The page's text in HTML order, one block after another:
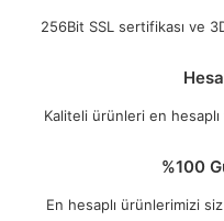
256Bit SSL sertifikası ve
Kaliteli ürünleri en hesaplı
%100
En hesaplı ürünlerimizi